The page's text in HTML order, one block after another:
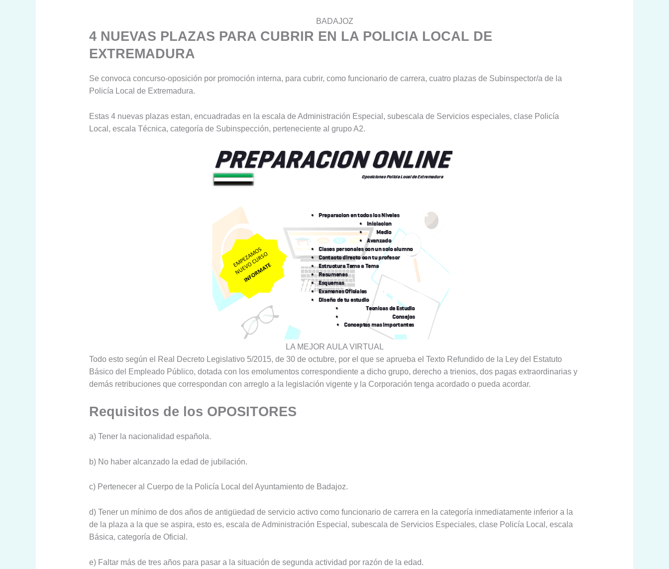
BADAJOZ
4 NUEVAS PLAZAS PARA CUBRIR EN LA POLICIA LOCAL DE
EXTREMADURA
Se convoca concurso-oposición por promoción interna, para cubrir, como funcionario de carrera, cuatro plazas de Subinspector/a de la
Policía Local de Extremadura.
Estas 4 nuevas plazas estan, encuadradas en la escala de Administración Especial, subescala de Servicios especiales, clase Policía
Local, escala Técnica, categoría de Subinspección, perteneciente al grupo A2.
LA MEJOR AULA VIRTUAL
Todo esto según el Real Decreto Legislativo 5/2015, de 30 de octubre, por el que se aprueba el Texto Refundido de la Ley del Estatuto
Básico del Empleado Público, dotada con los emolumentos correspondiente a dicho grupo, derecho a trienios, dos pagas extraordinarias y
demás retribuciones que correspondan con arreglo a la legislación vigente y la Corporación tenga acordado o pueda acordar.
Requisitos de los OPOSITORES
a) Tener la nacionalidad española.
b) No haber alcanzado la edad de jubilación.
c) Pertenecer al Cuerpo de la Policía Local del Ayuntamiento de Badajoz.
d) Tener un mínimo de dos años de antigüedad de servicio activo como funcionario de carrera en la categoría inmediatamente inferior a la
de la plaza a la que se aspira, esto es, escala de Administración Especial, subescala de Servicios Especiales, clase Policía Local, escala
Básica, categoría de Oficial.
e) Faltar más de tres años para pasar a la situación de segunda actividad por razón de la edad.